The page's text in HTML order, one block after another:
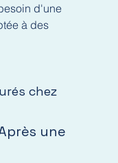
d'une
à des
chez
une